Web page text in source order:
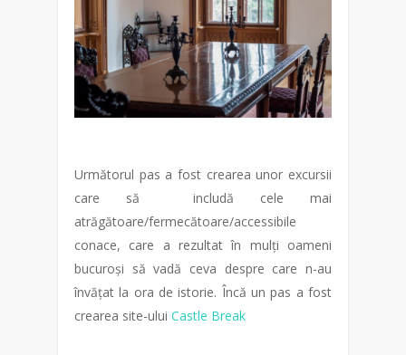
Următorul pas a fost crearea unor excursii
care să includă cele mai
atrăgătoare/fermecătoare/accessibile
conace, care a rezultat în mulți oameni
bucuroși să vadă ceva despre care n-au
învățat la ora de istorie. Încă un pas a fost
crearea site-ului Castle Break